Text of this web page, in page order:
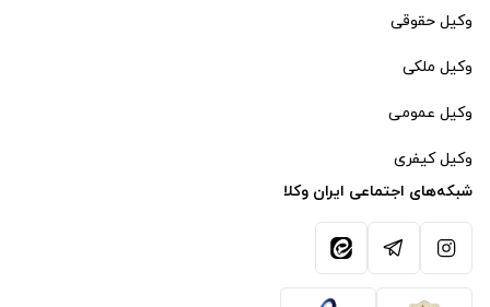
وکیل حقوقی
وکیل ملکی
وکیل عمومی
وکیل کیفری
شبکه‌های اجتماعی ایران وکلا
آیکون اینستاگرام
آیکون تلگرامآیکون ایتا